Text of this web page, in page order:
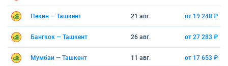
Пекин — Ташкент 21 авг. от 19 248 ₽
Бангкок — Ташкент 26 авг. от 27 283 ₽
Мумбаи — Ташкент 11 авг. от 17 653 ₽